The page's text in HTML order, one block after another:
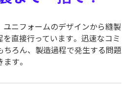
ユニフォームのデザインから縫製
を直接行っています。迅速なコミ
ちろん、製造過程で発生する問題
す。